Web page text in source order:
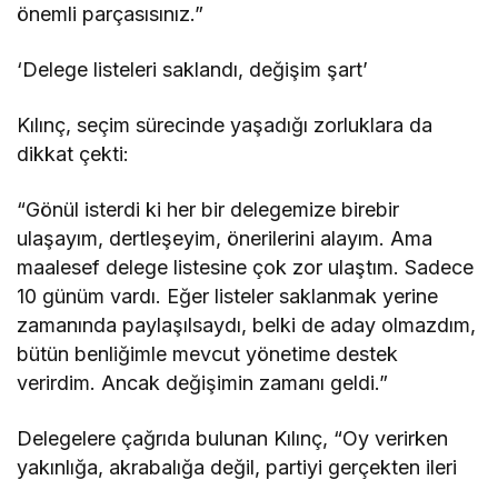
önemli parçasısınız.”
‘Delege listeleri saklandı, değişim şart’
Kılınç, seçim sürecinde yaşadığı zorluklara da
dikkat çekti:
“Gönül isterdi ki her bir delegemize birebir
ulaşayım, dertleşeyim, önerilerini alayım. Ama
maalesef delege listesine çok zor ulaştım. Sadece
10 günüm vardı. Eğer listeler saklanmak yerine
zamanında paylaşılsaydı, belki de aday olmazdım,
bütün benliğimle mevcut yönetime destek
verirdim. Ancak değişimin zamanı geldi.”
Delegelere çağrıda bulunan Kılınç, “Oy verirken
yakınlığa, akrabalığa değil, partiyi gerçekten ileri